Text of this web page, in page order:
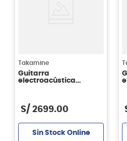
Takamine
Guitarra
electroacústica
S/ 2699.00
Sin Stock Online